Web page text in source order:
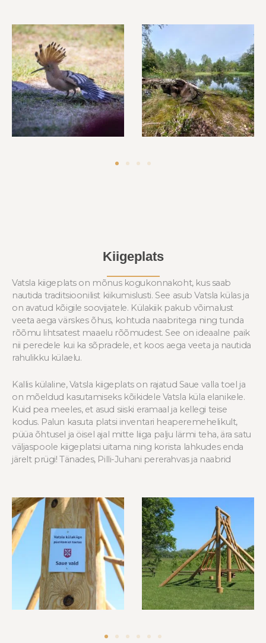
Kiigeplats
Vatsla kiigeplats on mõnus kogukonnakoht, kus saab
nautida traditsioonilist kiikumislusti. See asub Vatsla külas ja
on avatud kõigile soovijatele. Külakiik pakub võimalust
veeta aega värskes õhus, kohtuda naabritega ning tunda
rõõmu lihtsatest maaelu rõõmudest. See on ideaalne paik
nii peredele kui ka sõpradele, et koos aega veeta ja nautida
rahulikku külaelu.
Kallis külaline, Vatsla kiigeplats on rajatud Saue valla toel ja
on mõeldud kasutamiseks kõikidele Vatsla küla elanikele.
Kuid pea meeles, et asud siiski eramaal ja kellegi teise
kodus. Palun kasuta platsi inventari heaperemehelikult,
püüa õhtusel ja öisel ajal mitte liiga palju lärmi teha, ära satu
väljaspoole kiigeplatsi uitama ning korista lahkudes enda
järelt prügi! Tänades, Pilli-Juhani pererahvas ja naabrid